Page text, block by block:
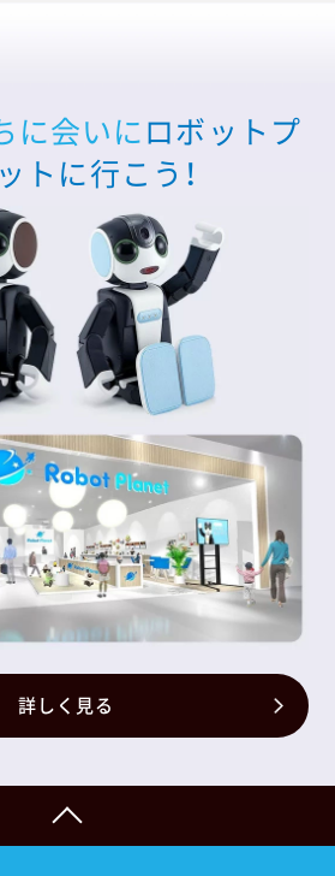
に会いにロボットプ
トに行こう！
詳しく見る